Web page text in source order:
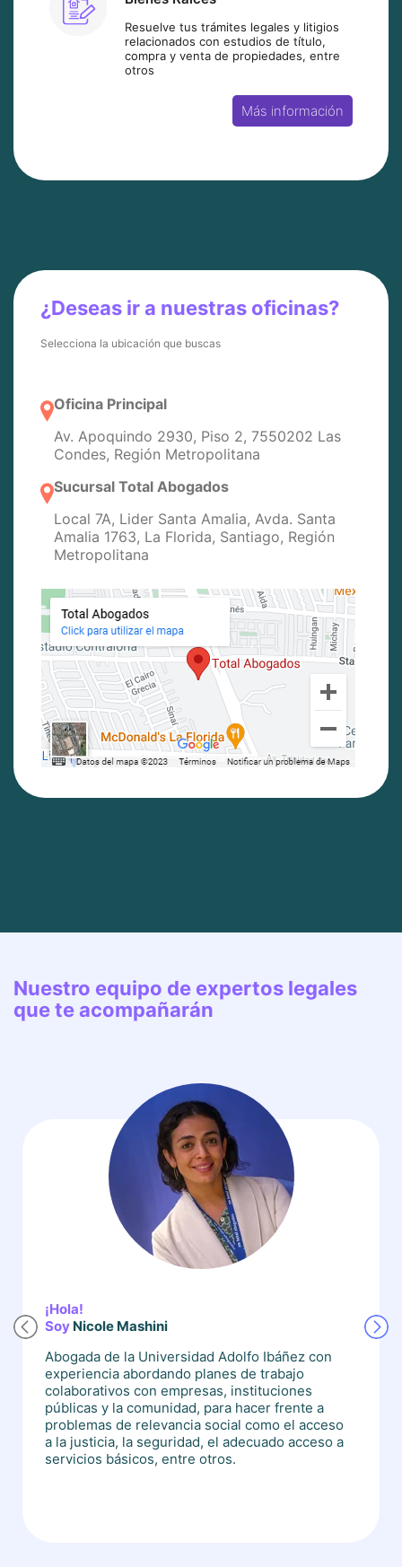
Resuelve tus trámites legales y litigios
relacionados con estudios de título,
compra y venta de propiedades, entre
otros
Más información
¿Deseas ir a nuestras oficinas?
Selecciona la ubicación que buscas
Oficina Principal
Av. Apoquindo 2930, Piso 2, 7550202 Las
Condes, Región Metropolitana
Sucursal Total Abogados
Local 7A, Lider Santa Amalia, Avda. Santa
Amalia 1763, La Florida, Santiago, Región
Metropolitana
Nuestro equipo de expertos legales
que te acompañarán
¡Hola!
Soy Nicole Mashini
Abogada de la Universidad Adolfo Ibáñez con
experiencia abordando planes de trabajo
colaborativos con empresas, instituciones
públicas y la comunidad, para hacer frente a
problemas de relevancia social como el acceso
a la justicia, la seguridad, el adecuado acceso a
servicios básicos, entre otros.